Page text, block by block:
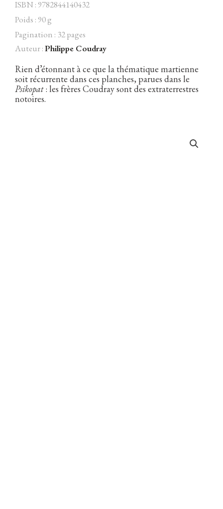
Facebook Instagram
ISBN : 9782844140432
Poids : 90 g
Pagination : 32 pages
Auteur :Philippe Coudray
Rien d’étonnant à ce que la thématique martienne
soit récurrente dans ces planches, parues dans le
Psikopat: les frères Coudray sont des extraterrestres
notoires.